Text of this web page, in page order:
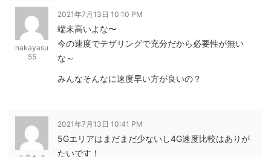
nakayasu
55
2021年7月13日 10:10 PM
端末高いよな〜
今の速度でテザリングで充分だから必要性が無い
な～
みんなそんなに速度早い方が良いの？
2021年7月13日 10:41 PM
5Gエリアはまだまだ少ないし4G速度比較はありが
たいです！